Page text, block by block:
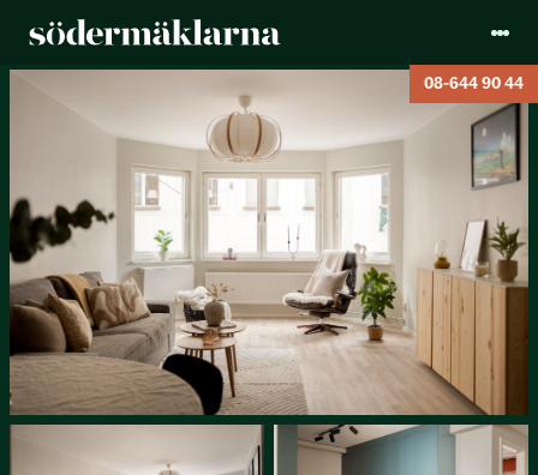
08-644 90 44